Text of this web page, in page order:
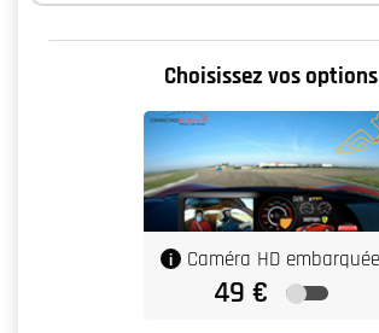
Choisissez vos options